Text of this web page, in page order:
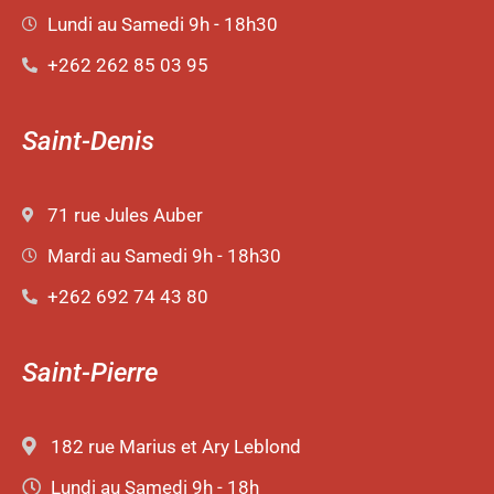
Lundi au Samedi 9h - 18h30
+262 262 85 03 95
Saint-Denis
71 rue Jules Auber
Mardi au Samedi 9h - 18h30
+262 692 74 43 80
Saint-Pierre
182 rue Marius et Ary Leblond
Lundi au Samedi 9h - 18h